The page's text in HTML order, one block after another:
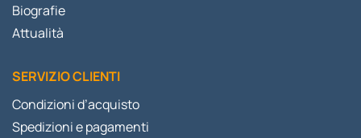
Biografie
Attualità
SERVIZIO CLIENTI
Condizioni d’acquisto
Spedizioni e pagamenti